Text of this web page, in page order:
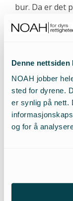
Denne
NOAH jobber
sted for dyrene.
er synlig på nett.
og for å
bur. Da er det
ser at
dyr, ikke skal
dem å leve i.
Tittelen på
vært «Lenge
også; Dyr i
Poenget med
handler